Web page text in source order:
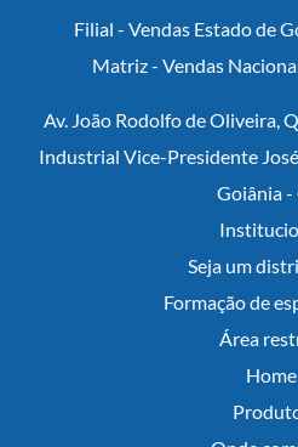
Filial - Vendas Estado de
Matriz - Vendas
Av. João Rodolfo de Oliveira,
Industrial Vice-Presidente
Goiânia -
Seja um
Formação de
Área
Home